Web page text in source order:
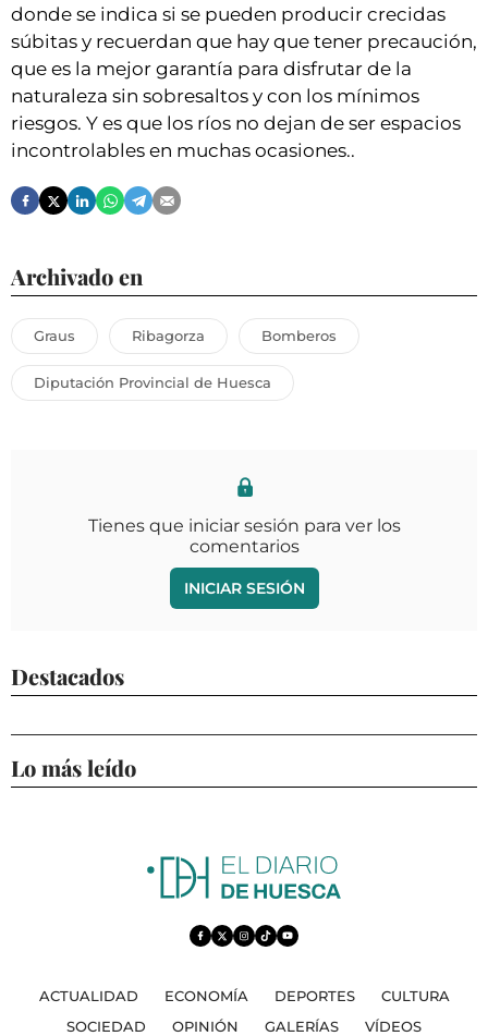
donde se indica si se pueden producir crecidas
súbitas y recuerdan que hay que tener precaución,
que es la mejor garantía para disfrutar de la
naturaleza sin sobresaltos y con los mínimos
riesgos. Y es que los ríos no dejan de ser espacios
incontrolables en muchas ocasiones..
Archivado en
Graus Ribagorza Bomberos
Diputación Provincial de Huesca
Tienes que iniciar sesión para ver los
comentarios
INICIAR SESIÓN
Destacados
Lo más leído
ACTUALIDAD ECONOMÍA DEPORTES
CULTURA
SOCIEDAD
OPINIÓN GALERÍAS VÍDEOS